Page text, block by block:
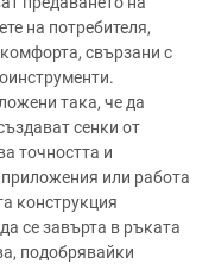
на потребителя,
свързани с
така, че да
сенки от
точността и
или работа
конструкция
се завърта в ръката
подобрявайки